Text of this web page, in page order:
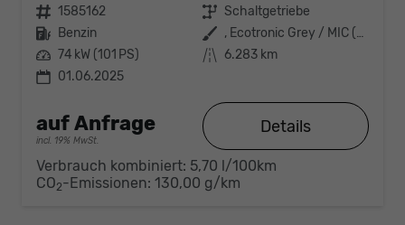
Fahrzeugnr. 1585162 Getriebe Schaltgetriebe
Kraftstoff Benzin Außenfarbe
, Ecotronic Grey / MIC (PE2)
Leistung 74 kW (101 PS) Kilometerstand 6.283 km
01.06.2025
auf Anfrage
incl. 19% MwSt.
Details
Verbrauch kombiniert: 5,70 l/100km
CO2-Emissionen: 130,00 g/km